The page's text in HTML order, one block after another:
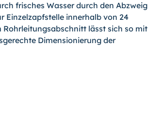
frisches Wasser durch den Abzweig
Einzelzapfstelle innerhalb von 24
lässt sich so mit
Dimensionierung der